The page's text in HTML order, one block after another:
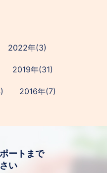
2022年(3)
2019年(31)
2016年(7)
ートまで
い